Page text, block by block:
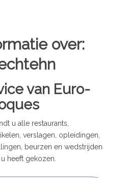
over:
van Euro-
u alle restaurants,
verslagen, opleidingen,
beurzen en wedstrijden
heeft gekozen.